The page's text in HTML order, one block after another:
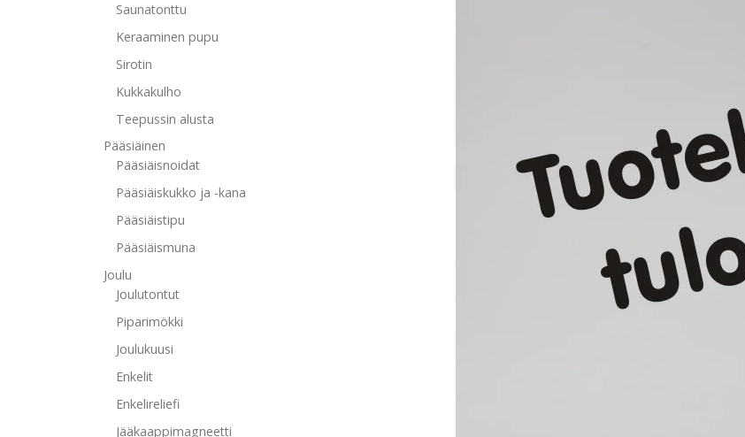
Saunatonttu
Keraaminen pupu
Sirotin
Kukkakulho
Teepussin alusta
Pääsiäinen
Pääsiäisnoidat
Pääsiäiskukko ja -kana
Pääsiäistipu
Pääsiäismuna
Joulu
Joulutontut
Piparimökki
Joulukuusi
Enkelit
Enkelireliefi
Jääkaappimagneetti